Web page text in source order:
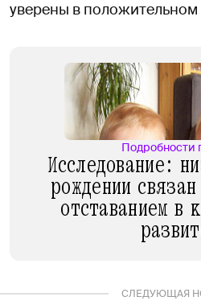
уверены в положительном
Подробности
Исследование:
рождении
отставанием в
СЛЕДУЮЩАЯ